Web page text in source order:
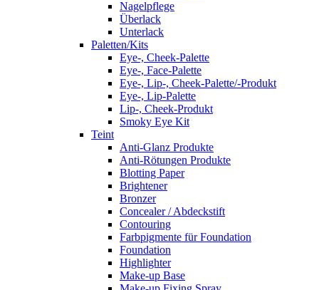
Nagelpflege
Überlack
Unterlack
Paletten/Kits
Eye-, Cheek-Palette
Eye-, Face-Palette
Eye-, Lip-, Cheek-Palette/-Produkt
Eye-, Lip-Palette
Lip-, Cheek-Produkt
Smoky Eye Kit
Teint
Anti-Glanz Produkte
Anti-Rötungen Produkte
Blotting Paper
Brightener
Bronzer
Concealer / Abdeckstift
Contouring
Farbpigmente für Foundation
Foundation
Highlighter
Make-up Base